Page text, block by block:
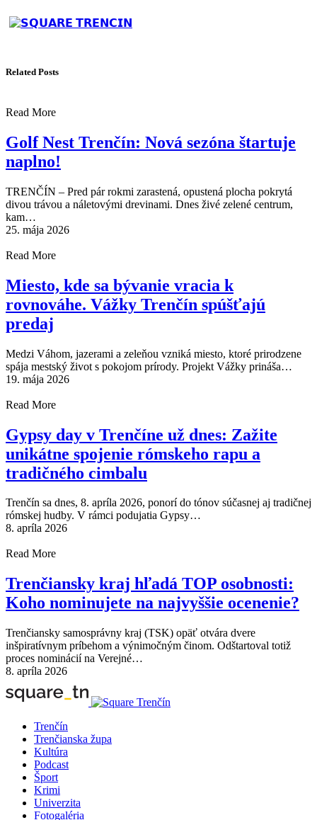
Related Posts
Read More
Golf Nest Trenčín: Nová sezóna štartuje
naplno!
TRENČÍN – Pred pár rokmi zarastená, opustená plocha pokrytá
divou trávou a náletovými drevinami. Dnes živé zelené centrum,
kam…
25. mája 2026
Read More
Miesto, kde sa bývanie vracia k
rovnováhe. Vážky Trenčín spúšťajú
predaj
Medzi Váhom, jazerami a zeleňou vzniká miesto, ktoré prirodzene
spája mestský život s pokojom prírody. Projekt Vážky prináša…
19. mája 2026
Read More
Gypsy day v Trenčíne už dnes: Zažite
unikátne spojenie rómskeho rapu a
tradičného cimbalu
Trenčín sa dnes, 8. apríla 2026, ponorí do tónov súčasnej aj tradičnej
rómskej hudby. V rámci podujatia Gypsy…
8. apríla 2026
Read More
Trenčiansky kraj hľadá TOP osobnosti:
Koho nominujete na najvyššie ocenenie?
Trenčiansky samosprávny kraj (TSK) opäť otvára dvere
inšpiratívnym príbehom a výnimočným činom. Odštartoval totiž
proces nominácií na Verejné…
8. apríla 2026
Trenčín
Trenčianska župa
Kultúra
Podcast
Šport
Krimi
Univerzita
Fotogaléria